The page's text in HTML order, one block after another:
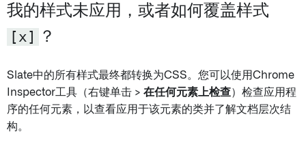
我的样式未应用，或者如何覆盖样式
[x]
？
Slate中的所有样式最终都转换为CSS。您可以使用Chrome
Inspector工具（右键单击 > 在任何元素上检查）检查应用程
序的任何元素，以查看应用于该元素的类并了解文档层次结
构。